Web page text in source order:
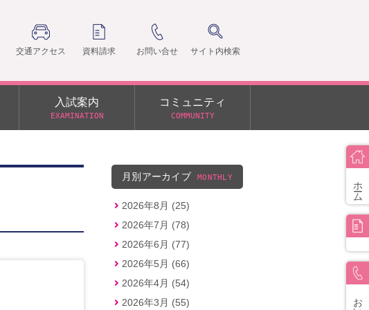
ホーム
交通アクセス 資料請求 お問い合せ サイト内検索
入試案内
EXAMINATION
コミュニティ
COMMUNITY
月別アーカイブ MONTHLY
2026年8月 (25)
2026年7月 (78)
2026年6月 (77)
2026年5月 (66)
2026年4月 (54)
2026年3月 (55)